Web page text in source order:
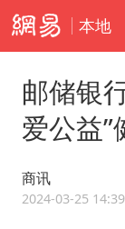
本地
邮储银
爱公益”
商讯
2024-03-25 14:39